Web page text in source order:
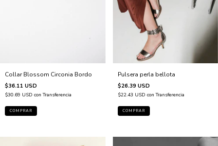
Collar Blossom Circonia Bordo
$36.11 USD
$30.69 USD con Transferencia
Pulsera perla bellota
$26.39 USD
$22.43 USD con Transferencia